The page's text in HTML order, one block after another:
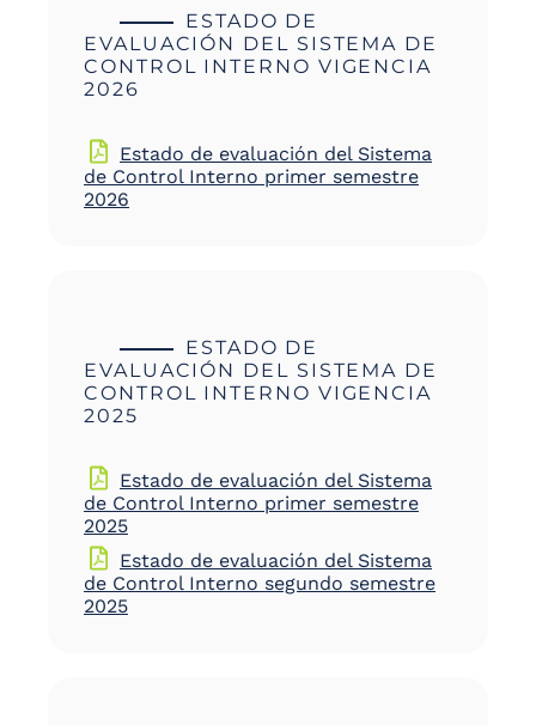
ESTADO DE
EVALUACIÓN DEL SISTEMA DE
CONTROL INTERNO VIGENCIA
2026
Estado de evaluación del Sistema
de Control Interno primer semestre
2026
ESTADO DE
EVALUACIÓN DEL SISTEMA DE
CONTROL INTERNO VIGENCIA
2025
Estado de evaluación del Sistema
de Control Interno primer semestre
2025
Estado de evaluación del Sistema
de Control Interno segundo semestre
2025